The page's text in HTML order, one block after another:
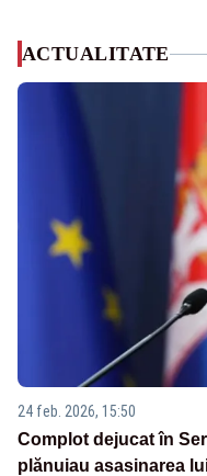
ACTUALITATE
24 feb. 2026, 15:50
Complot dejucat în
plănuiau asasinarea